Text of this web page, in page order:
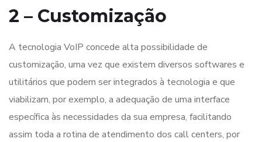
2 – Customização
A tecnologia VoIP concede alta possibilidade de
customização, uma vez que existem diversos softwares e
utilitários que podem ser integrados à tecnologia e que
viabilizam, por exemplo, a adequação de uma interface
específica às necessidades da sua empresa, facilitando
assim toda a rotina de atendimento dos call centers, por